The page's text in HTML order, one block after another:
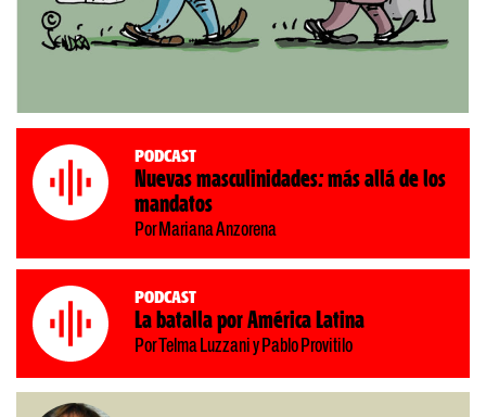
Podcast
Nuevas masculinidades: más allá de los
mandatos
Por Mariana Anzorena
Podcast
La batalla por América Latina
Por Telma Luzzani y Pablo Provitilo